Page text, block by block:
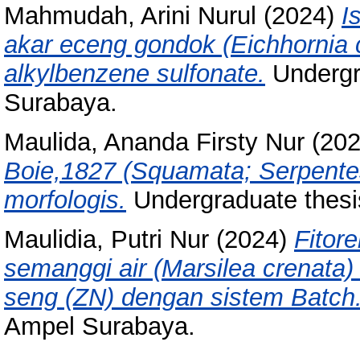
Mahmudah, Arini Nurul (2024)
akar eceng gondok
alkylbenzene sulfonate.
Surabaya.
Maulida, Ananda Firsty Nur
Boie,1827 (Squamata;
morfologis. Undergraduate
Maulidia, Putri Nur (2024)
semanggi air (Marsilea
seng (ZN) dengan sistem
Ampel Surabaya.